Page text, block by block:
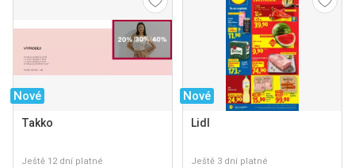
Nové
Takko
Ještě 12 dní platné
Nové
Lidl
Ještě 3 dní platné